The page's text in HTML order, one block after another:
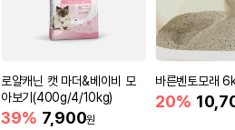
로얄캐닌 캣 마더&베이비 모
아보기(400g/4/10kg)
39% 7,900원
바른벤토모래
20%